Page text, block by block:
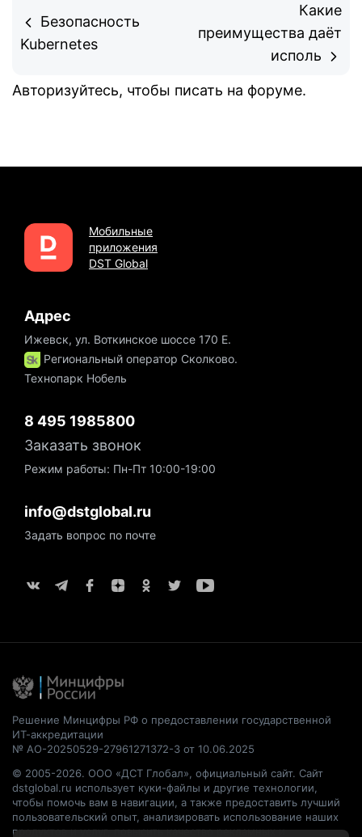
Безопасность
Kubernetes
Какие
преимущества даёт
исполь
Авторизуйтесь, чтобы писать на форуме.
Мобильные
приложения
DST Global
Адрес
Ижевск, ул. Воткинское шоссе 170 Е.
Региональный оператор Сколково.
Технопарк Нобель
8 495 1985800
Заказать звонок
Режим работы: Пн-Пт 10:00-19:00
info@dstglobal.ru
Задать вопрос по почте
Решение Минцифры РФ о предоставлении государственной
ИТ-аккредитации
№ АО-20250529-27961271372-3 от 10.06.2025
© 2005-2026. ООО «ДСТ Глобал», официальный сайт. Сайт
dstglobal.ru использует куки-файлы и другие технологии,
чтобы помочь вам в навигации, а также предоставить лучший
пользовательский опыт, анализировать использование наших
продуктов и услуг, повысить качество рекламных и